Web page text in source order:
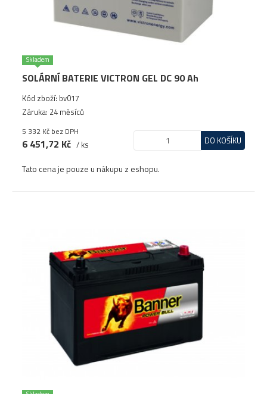
Skladem
SOLÁRNÍ BATERIE VICTRON GEL DC 90 Ah
Kód zboží: bv017
Záruka: 24 měsíců
5 332 Kč bez DPH
6 451,72 Kč / ks DO KOŠÍKU
Tato cena je pouze u nákupu z eshopu.